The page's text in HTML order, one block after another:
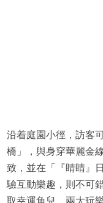
沿着庭園小徑，訪客
橋」，與身穿華麗金
致，並在「『睛睛』
驗互動樂趣，則不可
取幸運魚兒。兩大玩